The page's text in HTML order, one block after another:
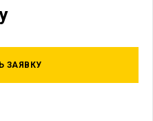
ЗАЯВКУ